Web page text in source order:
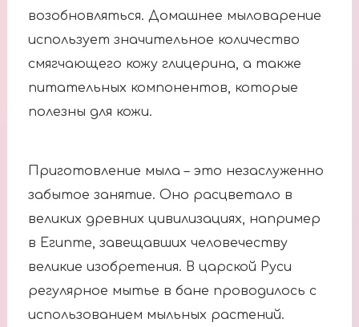
возобновляться. Домашнее мыловарение
использует значительное количество
смягчающего кожу глицерина, а также
питательных компонентов, которые
полезны для кожи.
Приготовление мыла – это незаслуженно
забытое занятие. Оно расцветало в
великих древних цивилизациях, например
в Египте, завещавших человечеству
великие изобретения. В царской Руси
регулярное мытье в бане проводилось с
использованием мыльных растений.